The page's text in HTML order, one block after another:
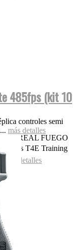
485fps (kit 10
REAL FUEGO
T4E Training
más detalles
controles semi
más detalles